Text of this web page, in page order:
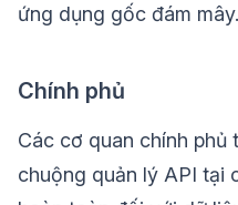
ứng dụng gốc đám mây.
Chính phủ
Các cơ quan chính phủ
chuộng quản lý API tại